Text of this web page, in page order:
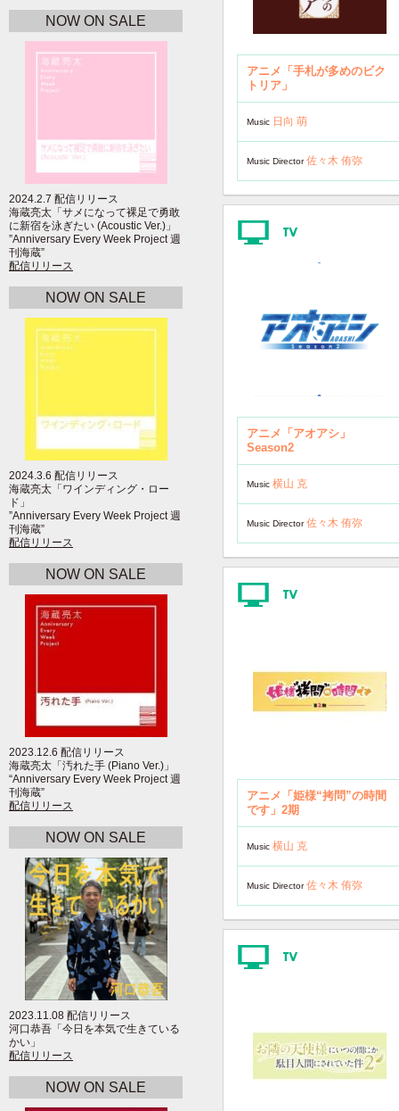
NOW ON SALE
2024.2.7 配信リリース
海蔵亮太「サメになって裸足で勇敢
に新宿を泳ぎたい (Acoustic Ver.)」
”Anniversary Every Week Project 週
刊海蔵”
配信リリース
NOW ON SALE
2024.3.6 配信リリース
海蔵亮太「ワインディング・ロー
ド」
”Anniversary Every Week Project 週
刊海蔵”
配信リリース
NOW ON SALE
2023.12.6 配信リリース
海蔵亮太「汚れた手 (Piano Ver.)」
“Anniversary Every Week Project 週
刊海蔵”
配信リリース
NOW ON SALE
2023.11.08 配信リリース
河口恭吾「今日を本気で生きている
かい」
配信リリース
NOW ON SALE
アニメ「手札が多めのビク
トリア」
Music 日向 萌
Music Director佐々木 侑弥
アニメ「アオアシ」
Season2
Music 横山 克
Music Director佐々木 侑弥
アニメ「姫様“拷問”の時間
です」2期
Music 横山 克
Music Director佐々木 侑弥